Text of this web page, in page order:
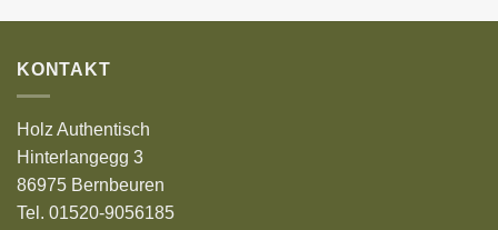
KONTAKT
Holz Authentisch
Hinterlangegg 3
86975 Bernbeuren
Tel. 01520-9056185